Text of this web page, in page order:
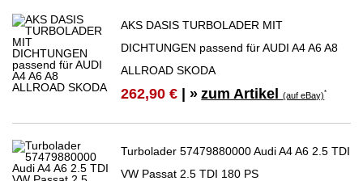
AKS DASIS TURBOLADER MIT
DICHTUNGEN passend für AUDI A4 A6 A8
ALLROAD SKODA
262,90 € | » zum Artikel(auf eBay)*
Turbolader 57479880000 Audi A4 A6 2.5 TDI
VW Passat 2.5 TDI 180 PS